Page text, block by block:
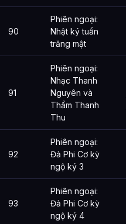
90
Phiên ngoại:
Nhật ký tuần
trăng mật
91
Phiên ngoại:
Nhạc Thanh
Nguyên và
Thẩm Thanh
Thu
92
Phiên ngoại:
Đả Phi Cơ kỳ
ngộ ký 3
93
Phiên ngoại:
Đả Phi Cơ kỳ
ngộ ký 4